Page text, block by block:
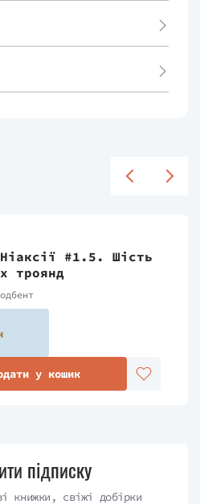
#1.5. Шість
троянд
у кошик
підписку
книжки, свіжі добірки